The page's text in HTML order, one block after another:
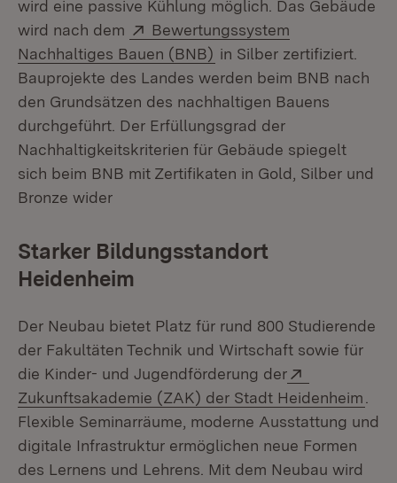
wird eine passive Kühlung möglich. Das Gebäude
wird nach dem
Extern:
Bewertungssystem
Nachhaltiges Bauen (BNB) (Öffnet in neuem
in Silber zertifiziert.
Bauprojekte des Landes werden beim BNB nach
den Grundsätzen des nachhaltigen Bauens
durchgeführt. Der Erfüllungsgrad der
Nachhaltigkeitskriterien für Gebäude spiegelt
sich beim BNB mit Zertifikaten in Gold, Silber und
Bronze wider
Starker Bildungsstandort
Heidenheim
Der Neubau bietet Platz für rund 800 Studierende
der Fakultäten Technik und Wirtschaft sowie für
die Kinder- und Jugendförderung der
Zukunftsakademie (ZAK) der Stadt Heidenheim
Flexible Seminarräume, moderne Ausstattung und
digitale Infrastruktur ermöglichen neue Formen
des Lernens und Lehrens. Mit dem Neubau wird